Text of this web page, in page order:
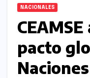
NACIONALES
pacto